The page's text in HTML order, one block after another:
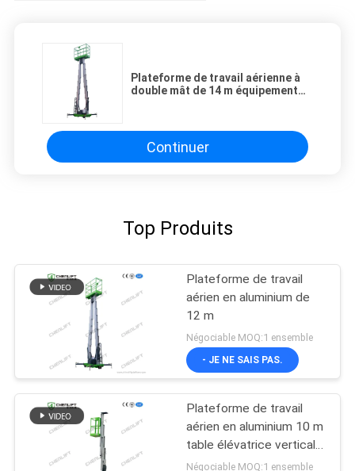
Plateforme de travail aérienne à
double mât de 14 m équipement
Continuer
Top Produits
Plateforme de travail
aérien en aluminium de
12 m
Négociable MOQ:1 ensemble
- JE NE SAIS PAS.
Plateforme de travail
aérien en aluminium 10 m
table élévatrice verticale
à mât unique
Négociable MOQ:1 ensemble